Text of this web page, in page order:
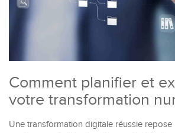
Comment planifier et
votre transformation
Une transformation digitale réussie repose